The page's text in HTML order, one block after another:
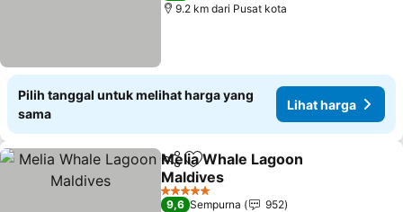
9.2 km dari Pusat kota
Pilih tanggal untuk melihat harga yang
sama
Lihat harga
BagikanTambahkan ke favorit
Melia Whale Lagoon
Maldives
Lihat harga
5 Bintang
9,6 Sempurna
952